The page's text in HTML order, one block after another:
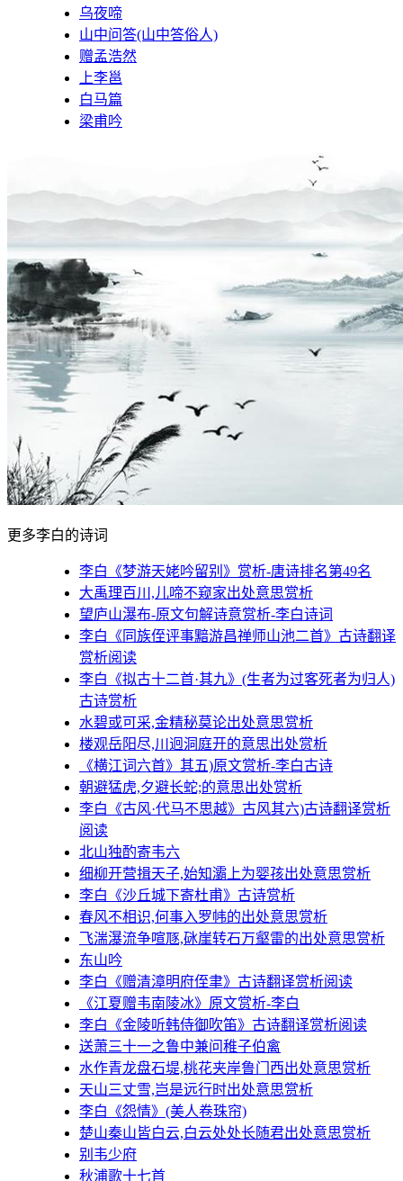
乌夜啼
山中问答(山中答俗人)
赠孟浩然
上李邕
白马篇
梁甫吟
更多李白的诗词
李白《梦游天姥吟留别》赏析-唐诗排名第49名
大禹理百川,儿啼不窥家出处意思赏析
望庐山瀑布-原文句解诗意赏析-李白诗词
李白《同族侄评事黯游昌禅师山池二首》古诗翻译
赏析阅读
李白《拟古十二首·其九》(生者为过客死者为归人)
古诗赏析
水碧或可采,金精秘莫论出处意思赏析
楼观岳阳尽,川迥洞庭开的意思出处赏析
《横江词六首》其五)原文赏析-李白古诗
朝避猛虎,夕避长蛇;的意思出处赏析
李白《古风·代马不思越》古风其六)古诗翻译赏析
阅读
北山独酌寄韦六
细柳开营揖天子,始知灞上为婴孩出处意思赏析
李白《沙丘城下寄杜甫》古诗赏析
春风不相识,何事入罗帏的出处意思赏析
飞湍瀑流争喧豗,砯崖转石万壑雷的出处意思赏析
东山吟
李白《赠清漳明府侄聿》古诗翻译赏析阅读
《江夏赠韦南陵冰》原文赏析-李白
李白《金陵听韩侍御吹笛》古诗翻译赏析阅读
送萧三十一之鲁中兼问稚子伯禽
水作青龙盘石堤,桃花夹岸鲁门西出处意思赏析
天山三丈雪,岂是远行时出处意思赏析
李白《怨情》(美人卷珠帘)
楚山秦山皆白云,白云处处长随君出处意思赏析
别韦少府
秋浦歌十七首